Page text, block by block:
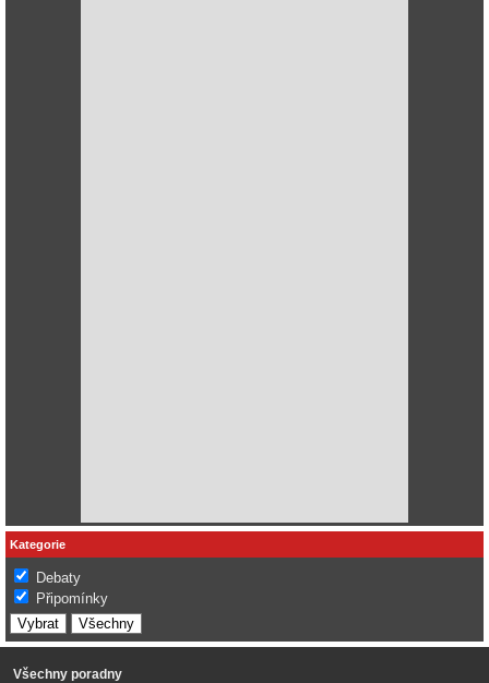
Kategorie
Debaty
Připomínky
Všechny poradny